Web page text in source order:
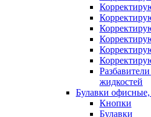
жидкостей
Булавки
Кнопки
Булавки